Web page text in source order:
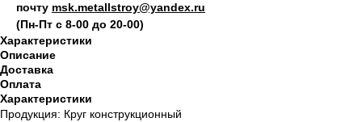
почту msk.metallstroy@yandex.ru
(Пн-Пт с 8-00 до 20-00)
Характеристики
Описание
Доставка
Оплата
Характеристики
Продукция: Круг конструкционный